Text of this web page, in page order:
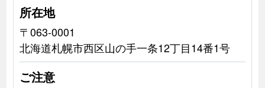
所在地
〒063-0001
北海道札幌市西区山の手一条12丁目14番1号
ご注意